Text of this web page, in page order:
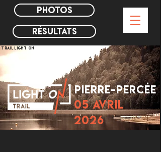
PHOTOS
Résultats
PIERRE-PERCÉE
trail LIGHT ON
05 AVRIL
2026